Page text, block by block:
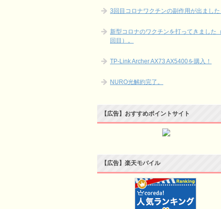
3回目コロナワクチンの副作用が出まし
新型コロナのワクチンを打ってきました
回目）。
TP-Link Archer AX73 AX5400を購入！
NURO光解約完了。
【広告】おすすめポイントサイト
【広告】楽天モバイル